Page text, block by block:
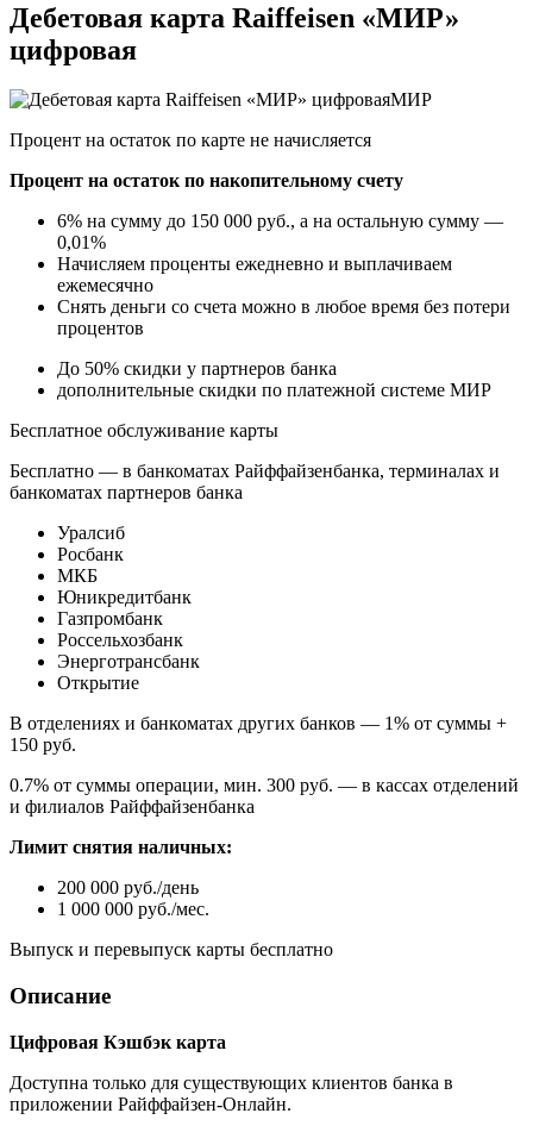
Дебетовая карта Raiffeisen «МИР»
цифровая
МИР
Процент на остаток по карте не начисляется
Процент на остаток по накопительному счету
6% на сумму до 150 000 руб., а на остальную сумму —
0,01%
Начисляем проценты ежедневно и выплачиваем
ежемесячно
Снять деньги со счета можно в любое время без потери
процентов
До 50% скидки у партнеров банка
дополнительные скидки по платежной системе МИР
Бесплатное обслуживание карты
Бесплатно — в банкоматах Райффайзенбанка, терминалах и
банкоматах партнеров банка
Уралсиб
Росбанк
МКБ
Юникредитбанк
Газпромбанк
Россельхозбанк
Энерготрансбанк
Открытие
В отделениях и банкоматах других банков — 1% от суммы +
150 руб.
0.7% от суммы операции, мин. 300 руб. — в кассах отделений
и филиалов Райффайзенбанка
Лимит снятия наличных:
200 000 руб./день
1 000 000 руб./мес.
Выпуск и перевыпуск карты бесплатно
Описание
Цифровая Кэшбэк карта
Доступна только для существующих клиентов банка в
приложении Райффайзен-Онлайн.